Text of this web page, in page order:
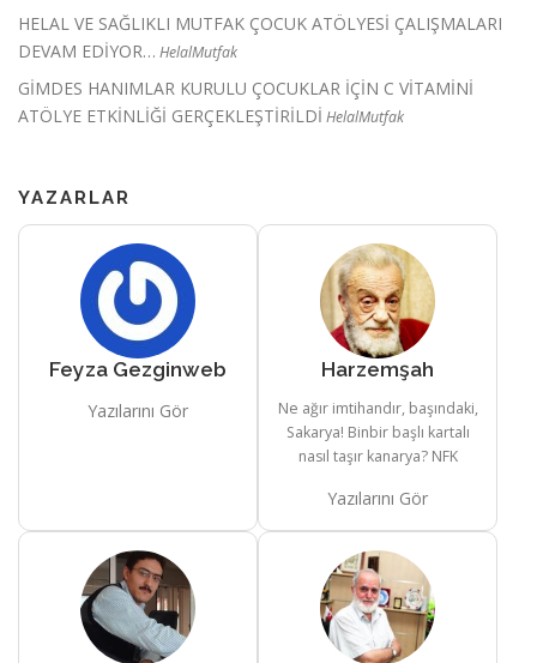
HELAL VE SAĞLIKLI MUTFAK ÇOCUK ATÖLYESİ ÇALIŞMALARI
DEVAM EDİYOR… HelalMutfak
GİMDES HANIMLAR KURULU ÇOCUKLAR İÇİN C VİTAMİNİ
ATÖLYE ETKİNLİĞİ GERÇEKLEŞTİRİLDİ HelalMutfak
YAZARLAR
Feyza Gezginweb
Yazılarını Gör
Harzemşah
Ne ağır imtihandır, başındaki,
Sakarya! Binbir başlı kartalı
nasıl taşır kanarya? NFK
Yazılarını Gör